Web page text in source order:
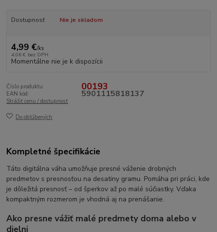
Dostupnosť Nie je skladom
4,99 €/ks
4,06 € bez DPH
Momentálne nie je k dispozícii
Číslo produktu: 00193
EAN kód: 5901115818137
Strážiť cenu / dostupnosť
Do obľúbených
Kompletné špecifikácie
Táto digitálna váha umožňuje presné váženie drobných
predmetov s presnosťou na desatiny gramu. Pomáha pri práci, kde
je dôležitá presnosť – od šperkov až po malé súčiastky. Vďaka
kompaktným rozmerom je vhodná aj na prenášanie.
Ako presne vážiť malé predmety doma alebo v
dielni